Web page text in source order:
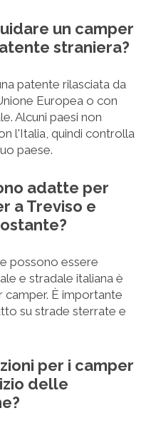
un camper
straniera?
patente rilasciata da
Europea o con
Alcuni paesi non
l'Italia, quindi controlla
paese.
adatte per
a Treviso e
possono essere
e stradale italiana è
È importante
su strade sterrate e
per i camper
delle